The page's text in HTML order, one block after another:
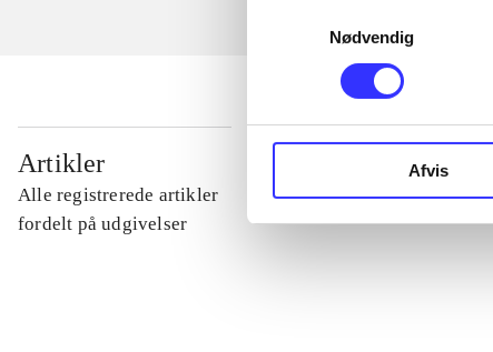
Nødvendig
Afvis
Artikler
Alle registrerede artikler
fordelt på udgivelser
...
...